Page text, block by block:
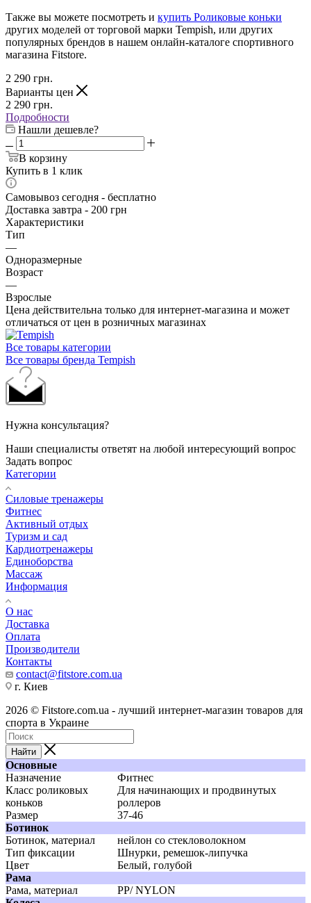
Также вы можете посмотреть и купить Роликовые коньки
других моделей от торговой марки Tempish, или других
популярных брендов в нашем онлайн-каталоге спортивного
магазина Fitstore.
2 290 грн.
Варианты цен
2 290 грн.
Подробности
Нашли дешевле?
В корзину
Купить в 1 клик
Самовывоз сегодня - бесплатно
Доставка завтра - 200 грн
Характеристики
Тип
—
Одноразмерные
Возраст
—
Взрослые
Цена действительна только для интернет-магазина и может
отличаться от цен в розничных магазинах
Все товары категории
Все товары бренда Tempish
Нужна консультация?
Наши специалисты ответят на любой интересующий вопрос
Задать вопрос
Категории
Силовые тренажеры
Фитнес
Активный отдых
Туризм и сад
Кардиотренажеры
Единоборства
Массаж
Информация
О нас
Доставка
Оплата
Производители
Контакты
contact@fitstore.com.ua
г. Киев
2026 © Fitstore.com.ua - лучший интернет-магазин товаров для
спорта в Украине
Найти
Основные
Назначение
Фитнес
Класс роликовых
коньков
Для начинающих и продвинутых
роллеров
Размер
37-46
Ботинок
Ботинок, материал
нейлон со стекловолокном
Тип фиксации
Шнурки, ремешок-липучка
Цвет
Белый, голубой
Рама
Рама, материал
PP/ NYLON